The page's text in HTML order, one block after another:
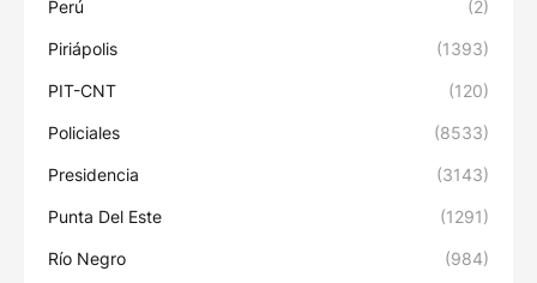
Perú (2)
Piriápolis (1393)
PIT-CNT (120)
Policiales (8533)
Presidencia (3143)
Punta Del Este (1291)
Río Negro (984)